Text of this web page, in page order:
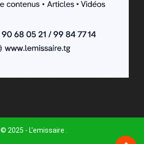
© 2025 - L'emissaire .